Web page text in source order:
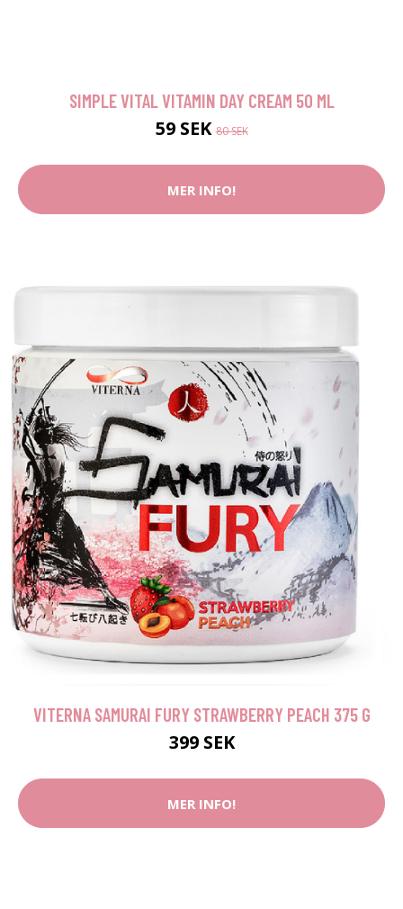
SIMPLE VITAL VITAMIN DAY CREAM 50 ML
59 SEK80 SEK
MER INFO!
VITERNA SAMURAI FURY STRAWBERRY PEACH 375 G
399 SEK
MER INFO!